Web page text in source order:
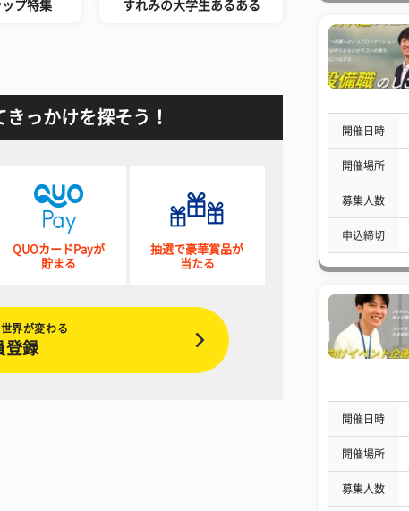
プ特集 すれみの大学生あるある
っかけを探そう！
QUOカードPayが
貯まる
抽選で豪華賞品が
当たる
界が変わる
登録
開催日時
開催場所
募集人数
申込締切
開催日時
開催場所
募集人数